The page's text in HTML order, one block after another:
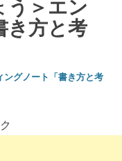
う＞エン
き方と考
ングノート「書き方と考